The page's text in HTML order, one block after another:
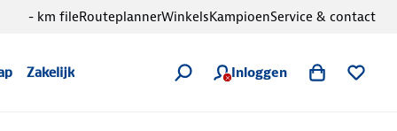
Zakelijk Inloggen
- km fileRouteplannerWinkelsKampioenService & contact